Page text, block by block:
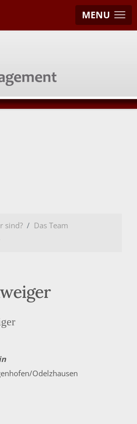
MENU
sind?
Das Team
Odelzhausen